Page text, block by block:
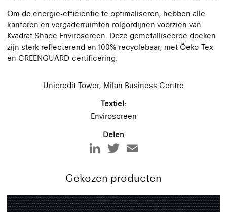
Unicredit Tower, Milan Business Centre
Textiel:
Enviroscreen
Delen
Om de energie-efficiëntie te optimaliseren, hebben alle
kantoren en vergaderruimten rolgordijnen voorzien van
Kvadrat Shade Enviroscreen. Deze gemetalliseerde doeken
zijn sterk reflecterend en 100% recyclebaar, met Öeko-Tex
en GREENGUARD-certificering.
Gekozen producten